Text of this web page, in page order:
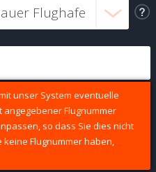
unser System eventuelle
Flugnummer
so dass Sie dies nicht
keine Flugnummer haben,